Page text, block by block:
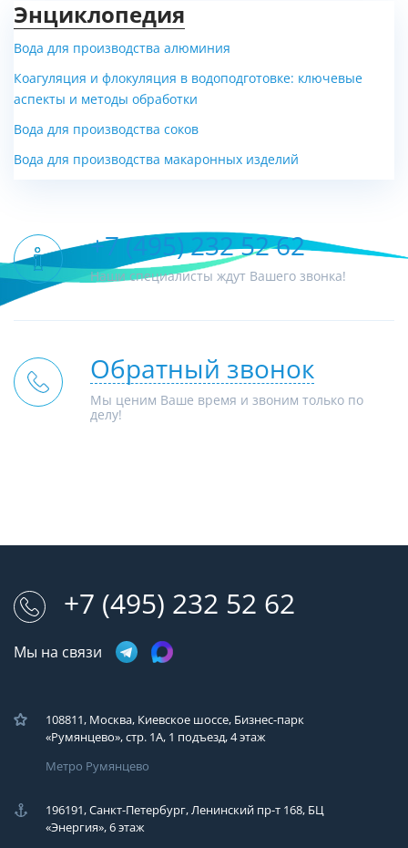
Энциклопедия
Вода для производства алюминия
Коагуляция и флокуляция в водоподготовке: ключевые
аспекты и методы обработки
Вода для производства соков
Вода для производства макаронных изделий
+7 (495) 232 52 62
Наши специалисты ждут Вашего звонка!
Обратный звонок
Мы ценим Ваше время и звоним только по
делу!
+7 (495) 232 52 62
Мы на связи
108811, Москва, Киевское шоссе, Бизнес-парк
«Румянцево», стр. 1А, 1 подъезд, 4 этаж
Метро Румянцево
196191, Санкт-Петербург, Ленинский пр-т 168, БЦ
«Энергия», 6 этаж